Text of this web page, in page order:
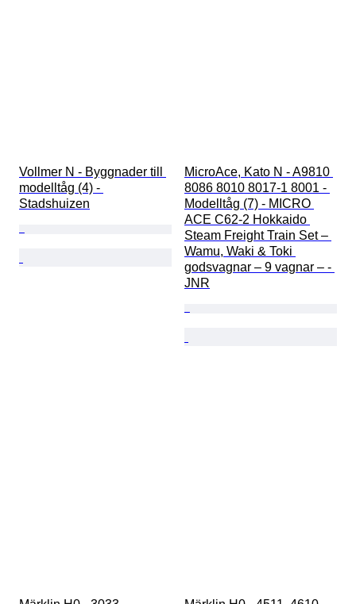
Vollmer N - Byggnader till
modelltåg (4) -
Stadshuizen
MicroAce, Kato N - A9810
8086 8010 8017-1 8001 -
Modelltåg (7) - MICRO
ACE C62-2 Hokkaido
Steam Freight Train Set –
Wamu, Waki & Toki
godsvagnar – 9 vagnar – -
JNR